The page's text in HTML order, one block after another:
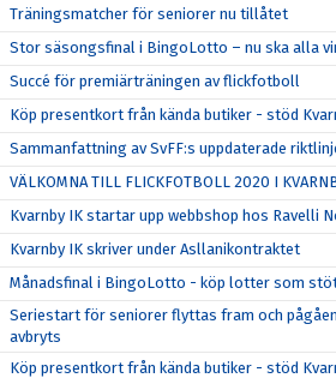
Träningsmatcher för seniorer nu tillåtet
Stor säsongsfinal i BingoLotto – nu ska alla
Succé för premiärträningen av flickfotboll
Köp presentkort från kända butiker - stöd
Sammanfattning av SvFF:s uppdaterade
VÄLKOMNA TILL FLICKFOTBOLL 2020 I
Kvarnby IK startar upp webbshop hos Ravelli
Kvarnby IK skriver under Asllanikontraktet
Månadsfinal i BingoLotto - köp lotter som
Seriestart för seniorer flyttas fram och
avbryts
Köp presentkort från kända butiker - stöd